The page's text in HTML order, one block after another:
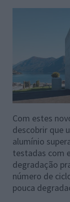
Com estes
descobrir que
alumínio
testadas com
degradação
número de
pouca